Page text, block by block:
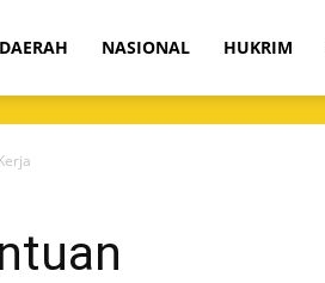
DAERAH NASIONAL HUKRIM